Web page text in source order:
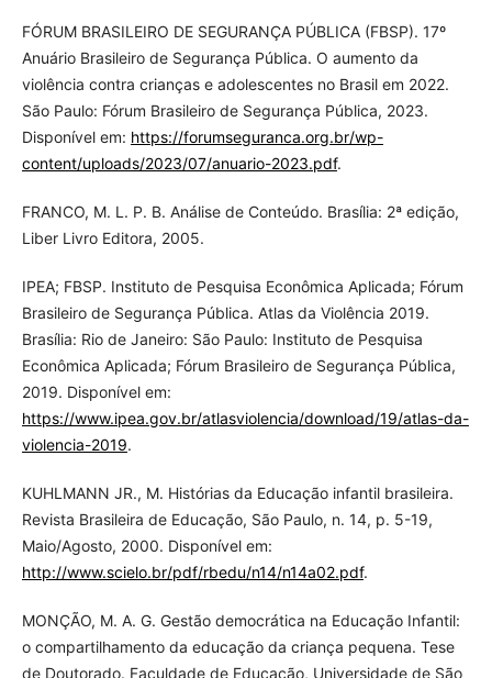
FÓRUM BRASILEIRO DE SEGURANÇA PÚBLICA (FBSP). 17º
Anuário Brasileiro de Segurança Pública. O aumento da
violência contra crianças e adolescentes no Brasil em 2022.
São Paulo: Fórum Brasileiro de Segurança Pública, 2023.
Disponível em: https://forumseguranca.org.br/wp-
content/uploads/2023/07/anuario-2023.pdf.
FRANCO, M. L. P. B. Análise de Conteúdo. Brasília: 2ª edição,
Liber Livro Editora, 2005.
IPEA; FBSP. Instituto de Pesquisa Econômica Aplicada; Fórum
Brasileiro de Segurança Pública. Atlas da Violência 2019.
Brasília: Rio de Janeiro: São Paulo: Instituto de Pesquisa
Econômica Aplicada; Fórum Brasileiro de Segurança Pública,
2019. Disponível em:
https://www.ipea.gov.br/atlasviolencia/download/19/atlas-da-
violencia-2019.
KUHLMANN JR., M. Histórias da Educação infantil brasileira.
Revista Brasileira de Educação, São Paulo, n. 14, p. 5-19,
Maio/Agosto, 2000. Disponível em:
http://www.scielo.br/pdf/rbedu/n14/n14a02.pdf.
MONÇÃO, M. A. G. Gestão democrática na Educação Infantil:
o compartilhamento da educação da criança pequena. Tese
de Doutorado. Faculdade de Educação, Universidade de São